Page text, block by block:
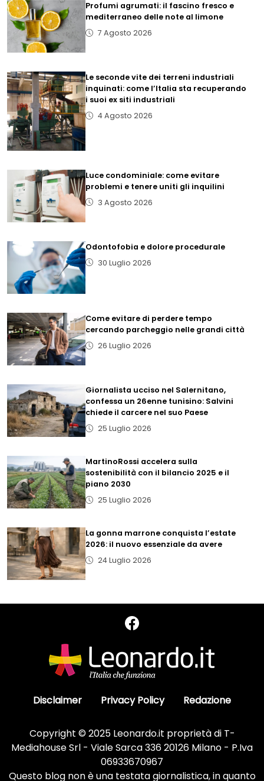
Profumi agrumati: il fascino fresco e
mediterraneo delle note al limone
7 Agosto 2026
Le seconde vite dei terreni industriali
inquinati: come l’Italia sta recuperando
i suoi ex siti industriali
4 Agosto 2026
Luce condominiale: come evitare
problemi e tenere uniti gli inquilini
3 Agosto 2026
Odontofobia e dolore procedurale
30 Luglio 2026
Come evitare di perdere tempo
cercando parcheggio nelle grandi città
26 Luglio 2026
Giornalista ucciso nel Salernitano,
confessa un 26enne tunisino: Salvini
chiede il carcere nel suo Paese
25 Luglio 2026
MartinoRossi accelera sulla
sostenibilità con il bilancio 2025 e il
piano 2030
25 Luglio 2026
La gonna marrone conquista l’estate
2026: il nuovo essenziale da avere
24 Luglio 2026
Disclaimer Privacy Policy Redazione
Copyright © 2025 Leonardo.it proprietà di T-
Mediahouse Srl - Viale Sarca 336 20126 Milano - P.Iva
06933670967
Questo blog non è una testata giornalistica, in quanto